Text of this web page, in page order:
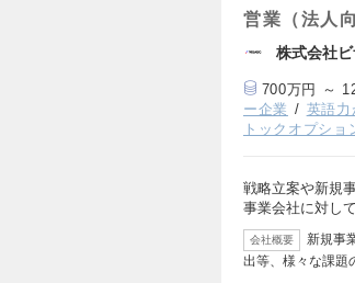
営業（法人
株式会社ビ
700万円 ～
ー企業
英語力
トックオプショ
戦略立案や新規
事業会社に対し
会社概要
新規事
出等、様々な課題